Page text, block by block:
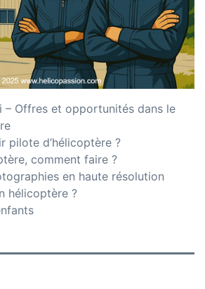
– Offres et opportunités dans le
pilote d’hélicoptère ?
comment faire ?
en haute résolution
hélicoptère ?